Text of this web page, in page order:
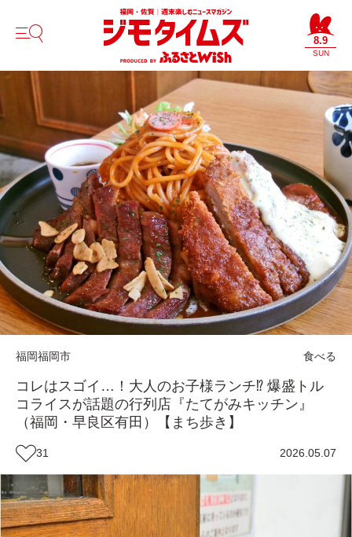
8.9
SUN
福岡福岡市 食べる
コレはスゴイ…！大人のお子様ランチ⁉ 爆盛トル
コライスが話題の行列店『たてがみキッチン』
（福岡・早良区有田）【まち歩き】
31 2026.05.07